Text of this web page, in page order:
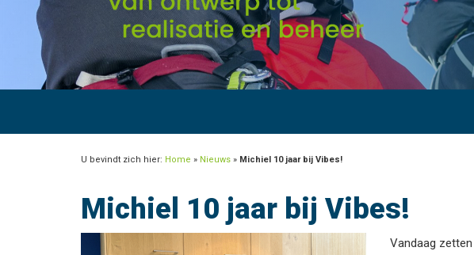
U bevindt zich hier: Home » Nieuws » Michiel 10 jaar bij Vibes!
Michiel 10 jaar bij Vibes!
Vandaag